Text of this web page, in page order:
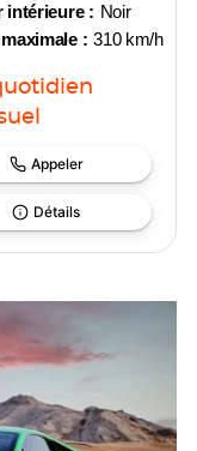
intérieure : Noir
: 310 km/h
Appeler
Détails